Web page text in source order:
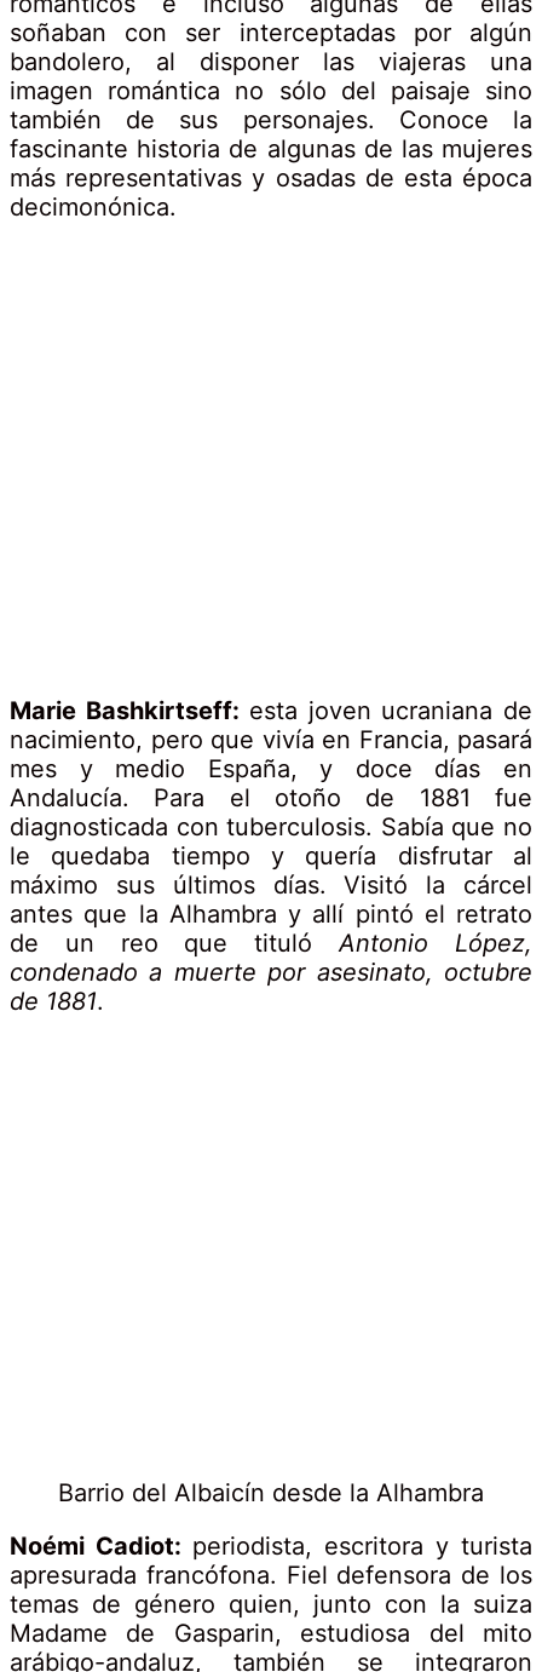
soñaban con ser interceptadas por algún
bandolero, al disponer las viajeras una
imagen romántica no sólo del paisaje sino
también de sus personajes. Conoce la
fascinante historia de algunas de las mujeres
más representativas y osadas de esta época
decimonónica.
Marie Bashkirtseff: esta joven ucraniana de
nacimiento, pero que vivía en Francia, pasará
mes y medio España, y doce días en
Andalucía. Para el otoño de 1881 fue
diagnosticada con tuberculosis. Sabía que no
le quedaba tiempo y quería disfrutar al
máximo sus últimos días. Visitó la cárcel
antes que la Alhambra y allí pintó el retrato
de un reo que titulóAntonio López,
condenado a muerte por asesinato, octubre
de 1881.
Barrio del Albaicín desde la Alhambra
Noémi Cadiot: periodista, escritora y turista
apresurada francófona. Fiel defensora de los
temas de género quien, junto con la suiza
Madame de Gasparin, estudiosa del mito
arábigo-andaluz, también se integraron